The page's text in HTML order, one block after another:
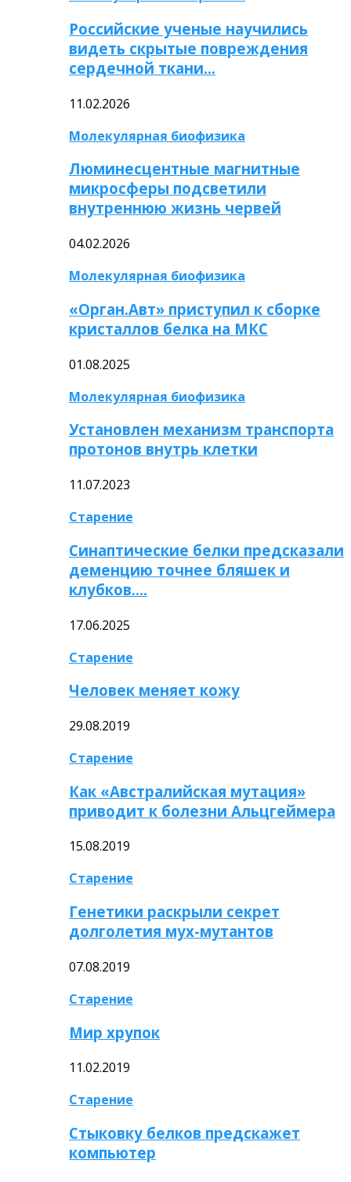
Российские ученые научились
видеть скрытые повреждения
сердечной ткани…
11.02.2026
Молекулярная биофизика
Люминесцентные магнитные
микросферы подсветили
внутреннюю жизнь червей
04.02.2026
Молекулярная биофизика
«Орган.Авт» приступил к сборке
кристаллов белка на МКС
01.08.2025
Молекулярная биофизика
Установлен механизм транспорта
протонов внутрь клетки
11.07.2023
Старение
Синаптические белки предсказали
деменцию точнее бляшек и
клубков….
17.06.2025
Старение
Человек меняет кожу
29.08.2019
Старение
Как «Австралийская мутация»
приводит к болезни Альцгеймера
15.08.2019
Старение
Генетики раскрыли секрет
долголетия мух-мутантов
07.08.2019
Старение
Мир хрупок
11.02.2019
Старение
Стыковку белков предскажет
компьютер